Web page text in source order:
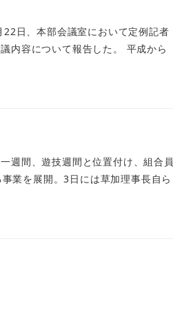
日、本部会議室において定例記者
内容について報告した。 平成から
週間、遊技週間と位置付け、組合員
業を展開。3日には草加理事長自ら